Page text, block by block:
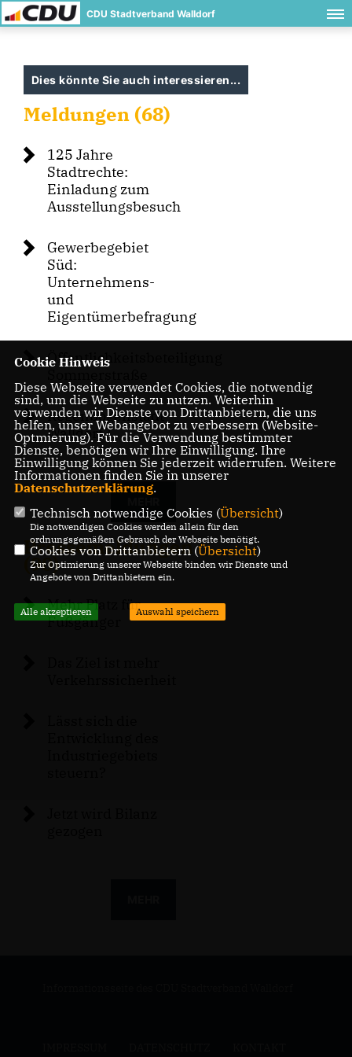
CDU Stadtverband Walldorf
Dies könnte Sie auch interessieren...
Meldungen (68)
125 Jahre
Stadtrechte:
Einladung zum
Ausstellungsbesuch
Gewerbegebiet
Süd:
Unternehmens-
und
Eigentümerbefragung
Öffentlichkeitsbeteiligung
Regenbogenstadt
Walldorf?
Pressemeldungen
(90)
Mehr Platz für
Fußgänger
Cookie Hinweis
Diese Webseite verwendet Cookies, die notwendig
sind, um die Webseite zu nutzen. Weiterhin
verwenden wir Dienste von Drittanbietern, die uns
helfen, unser Webangebot zu verbessern (Website-
Optmierung). Für die Verwendung bestimmter
Dienste, benötigen wir Ihre Einwilligung. Ihre
Einwilligung können Sie jederzeit widerrufen. Weitere
Informationen finden Sie in unserer
Datenschutzerklärung.
Technisch notwendige Cookies (Übersicht)
Die notwendigen Cookies werden allein für den
ordnungsgemäßen Gebrauch der Webseite benötigt.
Cookies von Drittanbietern (Übersicht)
Zur Optimierung unserer Webseite binden wir Dienste und
Angebote von Drittanbietern ein.
Alle akzeptieren Auswahl speichern